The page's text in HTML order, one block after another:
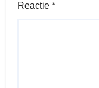
Reactie *